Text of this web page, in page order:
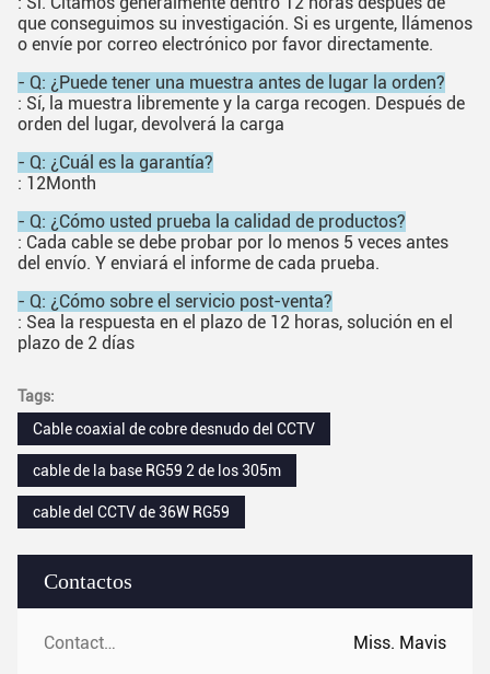
Contactos
Contactos: Miss. Mavis
que conseguimos su investigación. Si es urgente, llámenos
o envíe por correo electrónico por favor directamente.
- Q: ¿Puede tener una muestra antes de lugar la orden?
: Sí, la muestra libremente y la carga recogen. Después de
orden del lugar, devolverá la carga
- Q: ¿Cuál es la garantía?
: 12Month
- Q: ¿Cómo usted prueba la calidad de productos?
: Cada cable se debe probar por lo menos 5 veces antes
del envío. Y enviará el informe de cada prueba.
- Q: ¿Cómo sobre el servicio post-venta?
: Sea la respuesta en el plazo de 12 horas, solución en el
plazo de 2 días
Tags:
Cable coaxial de cobre desnudo del CCTV
cable de la base RG59 2 de los 305m
cable del CCTV de 36W RG59